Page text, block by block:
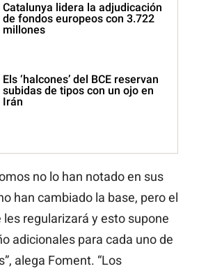
Catalunya lidera la adjudicación
de fondos europeos con 3.722
millones
Els ‘halcones’ del BCE reservan
subidas de tipos con un ojo en
Irán
no lo han notado en sus
han cambiado la base, pero el
les regularizará y esto supone
adicionales para cada uno de
alega Foment. “Los